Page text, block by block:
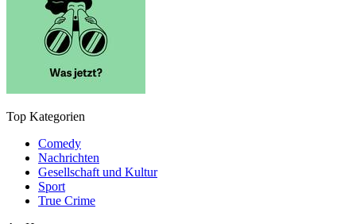
Top Kategorien
Comedy
Nachrichten
Gesellschaft und Kultur
Sport
True Crime